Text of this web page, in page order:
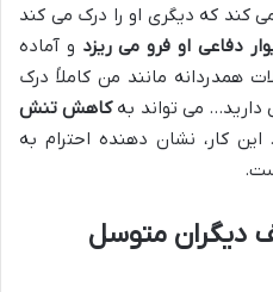
که دیگری او را درک می کند
دفاعی او فرو می ریزد و آماده
همدردانه مانند من کاملاً درک
می تواند بهکاهش تنش
کار، نشان دهنده احترام به
دیگران متوسل